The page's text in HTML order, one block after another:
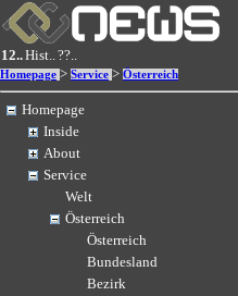
12..Hist..??..
Homepage > Service > Österreich
Homepage
Inside
About
Service
Welt
Österreich
Österreich
Bundesland
Bezirk